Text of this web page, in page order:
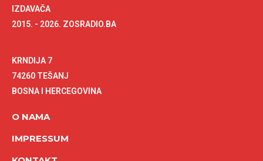
IZDAVAČA
2015. - 2026. ZOSRADIO.BA
KRNDIJA 7
74260 TEŠANJ
BOSNA I HERCEGOVINA
O NAMA
IMPRESSUM